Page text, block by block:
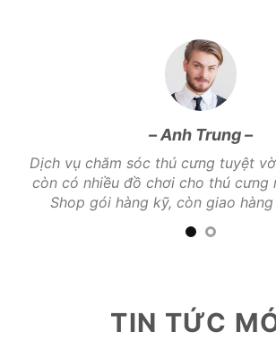
– Anh Trung –
Dịch vụ chăm sóc thú cưng tuyệt
còn có nhiều đồ chơi cho thú cưng
Shop gói hàng kỹ, còn giao hàng
TIN TỨC